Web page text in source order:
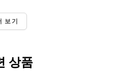
보기
상품